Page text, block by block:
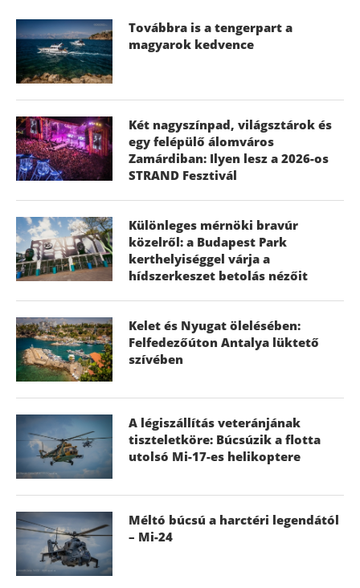
Továbbra is a tengerpart a
magyarok kedvence
Két nagyszínpad, világsztárok és
egy felépülő álomváros
Zamárdiban: Ilyen lesz a 2026-os
STRAND Fesztivál
Különleges mérnöki bravúr
közelről: a Budapest Park
kerthelyiséggel várja a
hídszerkeszet betolás nézőit
Kelet és Nyugat ölelésében:
Felfedezőúton Antalya lüktető
szívében
A légiszállítás veteránjának
tiszteletköre: Búcsúzik a flotta
utolsó Mi-17-es helikoptere
Méltó búcsú a harctéri legendától
– Mi-24